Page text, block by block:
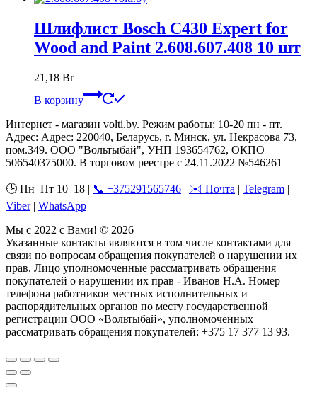
Шлифлист Bosch C430 Expert for
Wood and Paint 2.608.607.408 10 шт
21,18 Br
В корзину
Интернет - магазин volti.by. Режим работы: 10-20 пн - пт.
Адрес: Адрес: 220040, Беларусь, г. Минск, ул. Некрасова 73,
пом.349. ООО "Вольтыбай", УНП 193654762, ОКПО
506540375000. В торговом реестре с 24.11.2022 №546261
🕒 Пн–Пт 10–18 | 📞 +375291565746 | ✉️ Почта | Telegram |
Viber| WhatsApp
Мы с 2022 с Вами! © 2026
Указанные контакты являются в том числе контактами для
связи по вопросам обращения покупателей о нарушении их
прав. Лицо уполномоченные рассматривать обращения
покупателей о нарушении их прав - Иванов Н.А. Номер
телефона работников местных исполнительных и
распорядительных органов по месту государственной
регистрации ООО «Вольтыбай», уполномоченных
рассматривать обращения покупателей: +375 17 377 13 93.